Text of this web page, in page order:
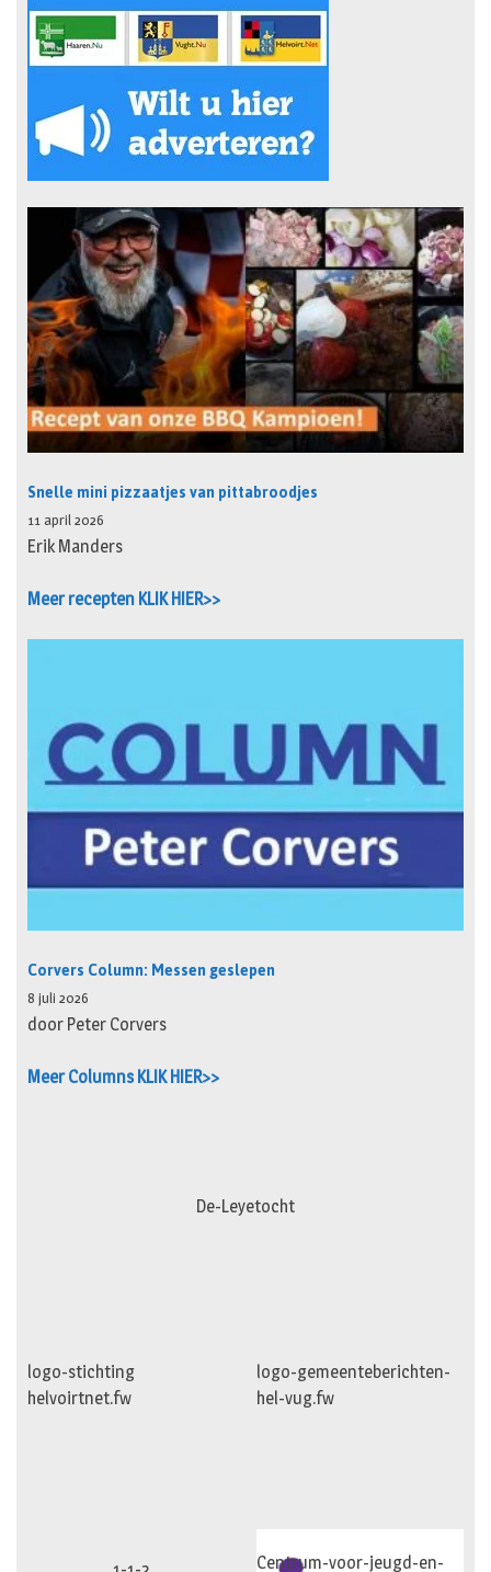
Snelle mini pizzaatjes van pittabroodjes
11 april 2026
Erik Manders
Meer recepten KLIK HIER>>
Corvers Column: Messen geslepen
8 juli 2026
door Peter Corvers
Meer Columns KLIK HIER>>
De-Leyetocht
logo-stichting
helvoirtnet.fw
logo-gemeenteberichten-
hel-vug.fw
Centrum-voor-jeugd-en-